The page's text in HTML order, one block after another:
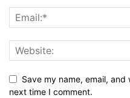
Save my name, email,
next time I comment.